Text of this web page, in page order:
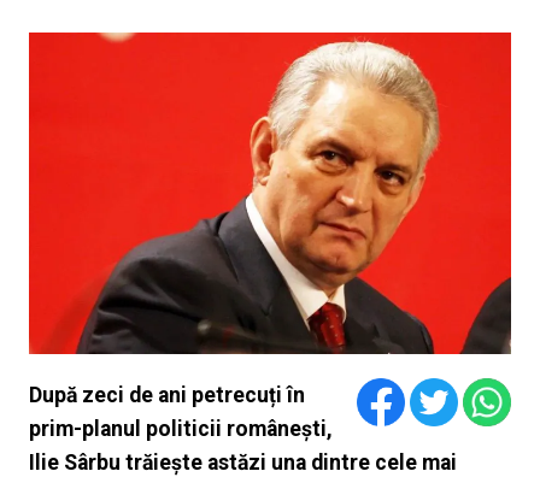
După zeci de ani petrecuți în
prim-planul politicii românești,
Ilie Sârbu trăiește astăzi una dintre cele mai